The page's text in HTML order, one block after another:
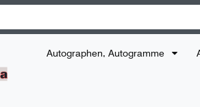
Autographen, Autogramme